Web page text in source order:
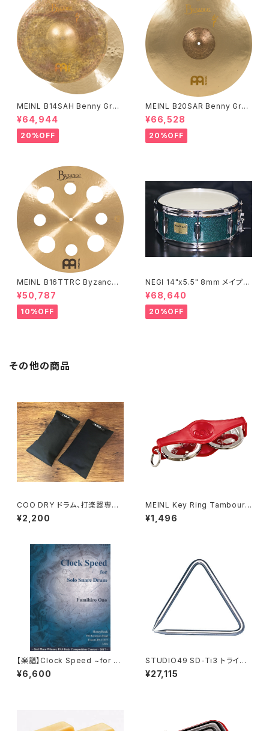
MEINL B14SAH Benny Greb
Signature Byzance Vintage
¥64,944
20%OFF
MEINL B20SAR Benny Greb
Signature Byzance Vintage
Sand Ride 20"
¥66,528
20%OFF
MEINL B16TTRC Byzance
Traditional Trash Crash 16"
¥50,787
10%OFF
NEGI 14"x5.5" 8mm メイプル
MR1455PI8-S2DMS
¥68,640
20%OFF
その他の商品
COO DRY ドラム、打楽器専用
乾燥剤 CDCD
¥2,200
MEINL Key Ring Tambourin
e (Red) KRT-R
¥1,496
【楽譜】Clock Speed ~for S
olo Snare Drum~ / 小野史敬
【スネア ソロ】
¥6,600
STUDIO49 SD-Ti3 トライア
ングル
¥27,115